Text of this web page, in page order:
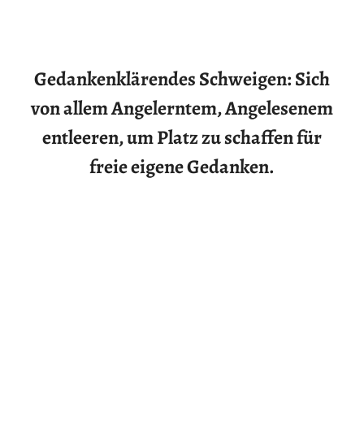
Gedankenklärendes Schweigen: Sich
von allem Angelerntem, Angelesenem
entleeren, um Platz zu schaffen für
freie eigene Gedanken.